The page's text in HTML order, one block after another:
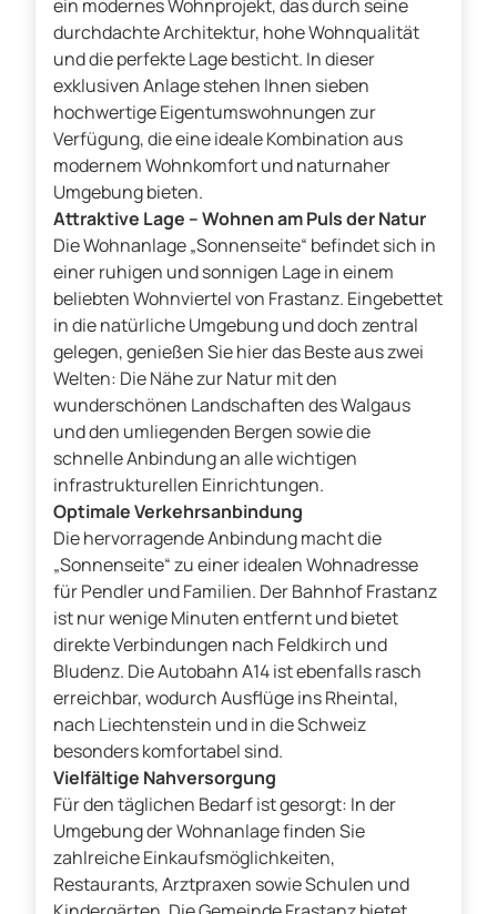
ein modernes Wohnprojekt, das durch seine
durchdachte Architektur, hohe Wohnqualität
und die perfekte Lage besticht. In dieser
exklusiven Anlage stehen Ihnen sieben
hochwertige Eigentumswohnungen zur
Verfügung, die eine ideale Kombination aus
modernem Wohnkomfort und naturnaher
Umgebung bieten.
Attraktive Lage – Wohnen am Puls der Natur
Die Wohnanlage „Sonnenseite“ befindet sich in
einer ruhigen und sonnigen Lage in einem
beliebten Wohnviertel von Frastanz. Eingebettet
in die natürliche Umgebung und doch zentral
gelegen, genießen Sie hier das Beste aus zwei
Welten: Die Nähe zur Natur mit den
wunderschönen Landschaften des Walgaus
und den umliegenden Bergen sowie die
schnelle Anbindung an alle wichtigen
infrastrukturellen Einrichtungen.
Optimale Verkehrsanbindung
Die hervorragende Anbindung macht die
„Sonnenseite“ zu einer idealen Wohnadresse
für Pendler und Familien. Der Bahnhof Frastanz
ist nur wenige Minuten entfernt und bietet
direkte Verbindungen nach Feldkirch und
Bludenz. Die Autobahn A14 ist ebenfalls rasch
erreichbar, wodurch Ausflüge ins Rheintal,
nach Liechtenstein und in die Schweiz
besonders komfortabel sind.
Vielfältige Nahversorgung
Für den täglichen Bedarf ist gesorgt: In der
Umgebung der Wohnanlage finden Sie
zahlreiche Einkaufsmöglichkeiten,
Restaurants, Arztpraxen sowie Schulen und